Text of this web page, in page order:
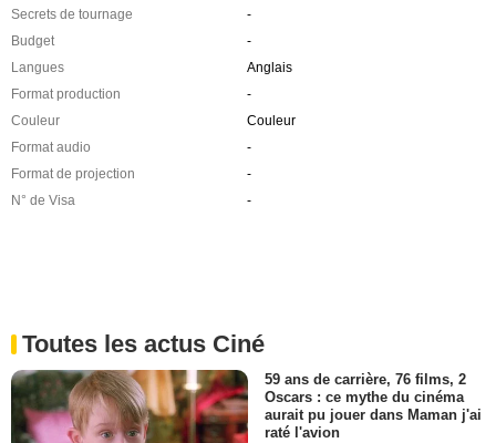
Secrets de tournage
-
Budget
-
Langues
Anglais
Format production
-
Couleur
Couleur
Format audio
-
Format de projection
-
N° de Visa
-
Toutes les actus Ciné
59 ans de carrière, 76 films, 2
Oscars : ce mythe du cinéma
aurait pu jouer dans Maman j'ai
raté l'avion